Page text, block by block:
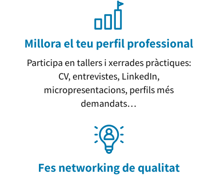
Millora el teu perfil professional
Participa en tallers i xerrades pràctiques:
CV, entrevistes, LinkedIn,
micropresentacions, perfils més
demandats…
Fes networking de qualitat